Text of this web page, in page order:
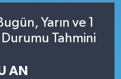
Yarın ve 1
Durumu Tahmini
AN
ve Fikstür